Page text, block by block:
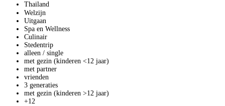
Thailand
Welzijn
Uitgaan
Spa en Wellness
Culinair
Stedentrip
alleen / single
met gezin (kinderen <12 jaar)
met partner
vrienden
3 generaties
met gezin (kinderen >12 jaar)
+12